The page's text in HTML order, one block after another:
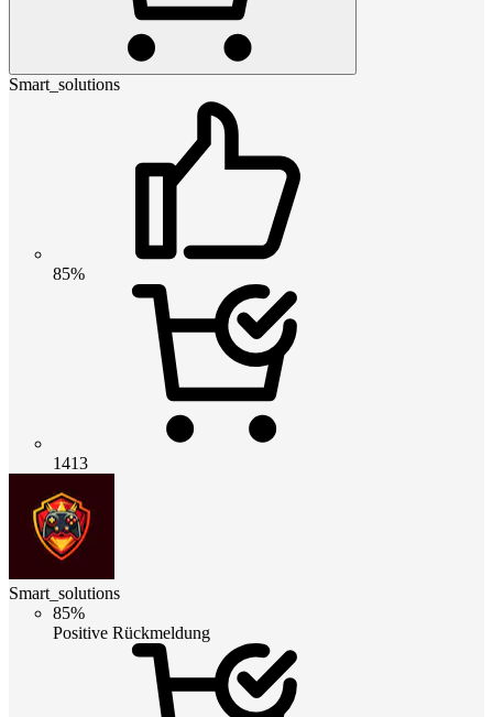
Smart_solutions
85%
1413
Smart_solutions
85%
Positive Rückmeldung